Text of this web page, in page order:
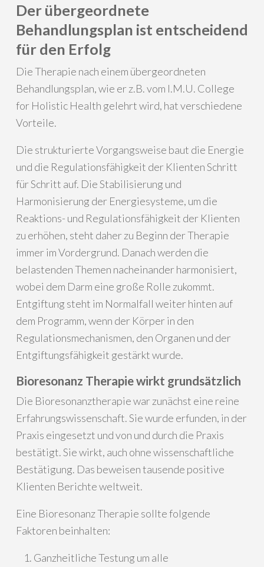
Der übergeordnete
Behandlungsplan ist entscheidend
für den Erfolg
Die Therapie nach einem übergeordneten
Behandlungsplan, wie er z.B. vom I.M.U. College
for Holistic Health gelehrt wird, hat verschiedene
Vorteile.
Die strukturierte Vorgangsweise baut die Energie
und die Regulationsfähigkeit der Klienten Schritt
für Schritt auf. Die Stabilisierung und
Harmonisierung der Energiesysteme, um die
Reaktions- und Regulationsfähigkeit der Klienten
zu erhöhen, steht daher zu Beginn der Therapie
immer im Vordergrund. Danach werden die
belastenden Themen nacheinander harmonisiert,
wobei dem Darm eine große Rolle zukommt.
Entgiftung steht im Normalfall weiter hinten auf
dem Programm, wenn der Körper in den
Regulationsmechanismen, den Organen und der
Entgiftungsfähigkeit gestärkt wurde.
Bioresonanz Therapie wirkt grundsätzlich
Die Bioresonanztherapie war zunächst eine reine
Erfahrungswissenschaft. Sie wurde erfunden, in der
Praxis eingesetzt und von und durch die Praxis
bestätigt. Sie wirkt, auch ohne wissenschaftliche
Bestätigung. Das beweisen tausende positive
Klienten Berichte weltweit.
Eine Bioresonanz Therapie sollte folgende
Faktoren beinhalten:
Ganzheitliche Testung um alle